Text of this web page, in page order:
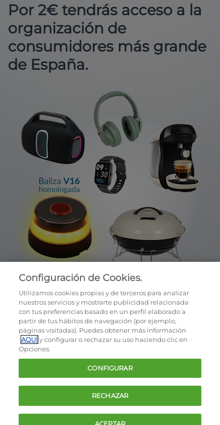
Por 2€ tendrás acceso a la
organización de
consumidores más grande
de España.
Cookies
Política de privacidad
Términos y condiciones de la oferta
Contacto
FAQ
Configuración de Cookies.
Utilizamos cookies propias y de terceros para analizar
nuestros servicios y mostrarte publicidad relacionada
con tus preferencias basado en un perfil elaborado a
partir de tus hábitos de navegación (por ejemplo,
páginas visitadas). Puedes obtener más información
AQUÍy configurar o rechazar su uso haciendo clic en
Opciones.
CONFIGURAR
RECHAZAR